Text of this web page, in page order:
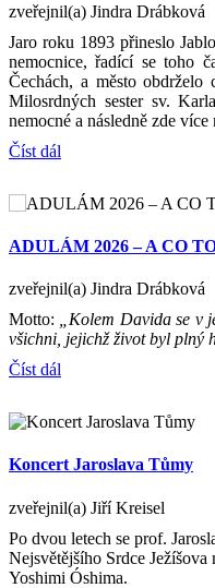
zveřejnil(a) Jindra Drábková
Jaro roku 1893 přineslo
nemocnice, řadící se toho
Čechách, a město obdrželo
Milosrdných sester sv.
nemocné a následně zde
Číst dál
ADULÁM 2026 – A CO
zveřejnil(a) Jindra Drábková
Motto:
„Kolem Davida se v
všichni, jejichž život byl plný
Číst dál
Koncert Jaroslava Tůmy
zveřejnil(a) Jiří Kreisel
Po dvou letech se prof.
Nejsvětějšího Srdce
Yoshimi Óshima.